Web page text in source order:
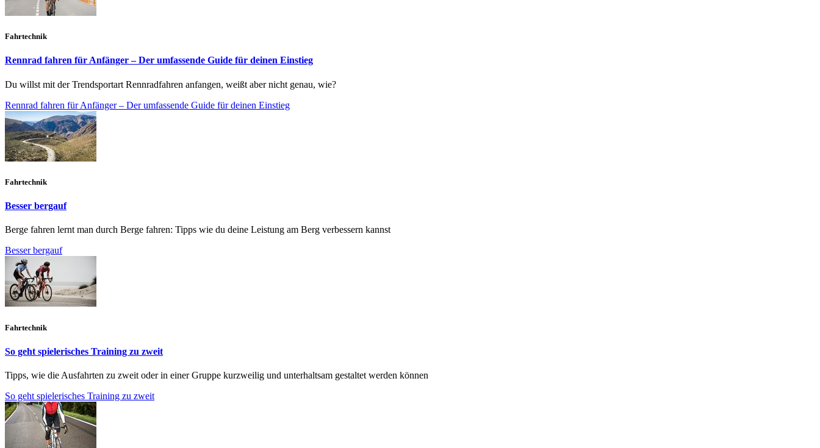
Fahrtechnik
Rennrad fahren für Anfänger – Der umfassende Guide für deinen Einstieg
Du willst mit der Trendsportart Rennradfahren anfangen, weißt aber nicht genau, wie?
Rennrad fahren für Anfänger – Der umfassende Guide für deinen Einstieg
Fahrtechnik
Besser bergauf
Berge fahren lernt man durch Berge fahren: Tipps wie du deine Leistung am Berg verbessern kannst
Besser bergauf
Fahrtechnik
So geht spielerisches Training zu zweit
Tipps, wie die Ausfahrten zu zweit oder in einer Gruppe kurzweilig und unterhaltsam gestaltet werden können
So geht spielerisches Training zu zweit